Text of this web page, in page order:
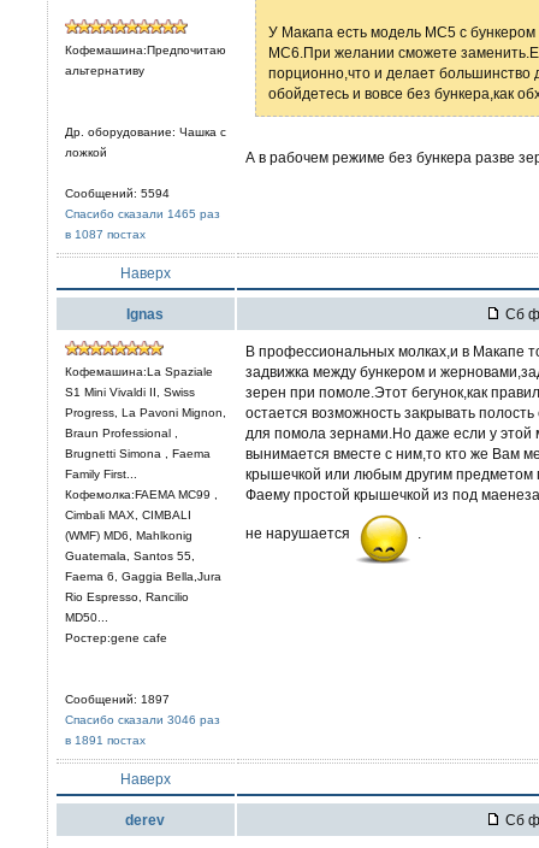
Кофемашина:Предпочитаю
альтернативу
Др. оборудование: Чашка с
ложкой
Сообщений: 5594
Спасибо сказали 1465 раз
в 1087 постах
У Макапа есть модель МС5 с
МС6.При желании сможете
порционно,что и делает
обойдетесь и вовсе без бункера,как
А в рабочем режиме без бункера разве
Наверх
Ignas Сб
Кофемашина:La Spaziale
S1 Mini Vivaldi II, Swiss
Progress, La Pavoni Mignon,
Braun Professional ,
Brugnetti Simona , Faema
Family First...
Кофемолка:FAEMA MC99 ,
Cimbali MAX, CIMBALI
(WMF) MD6, Mahlkonig
Guatemala, Santos 55,
Faema 6, Gaggia Bella,Jura
Rio Espresso, Rancilio
MD50...
Ростер:gene cafe
Сообщений: 1897
Спасибо сказали 3046 раз
в 1891 постах
В профессиональных молках,и в Макапе
задвижка между бункером и
зерен при помоле.Этот бегунок,как
остается возможность закрывать
для помола зернами.Но даже если у этой
вынимается вместе с ним,то кто же Вам
крышечкой или любым другим
Фаему простой крышечкой из под
не нарушается
Наверх
derev Сб